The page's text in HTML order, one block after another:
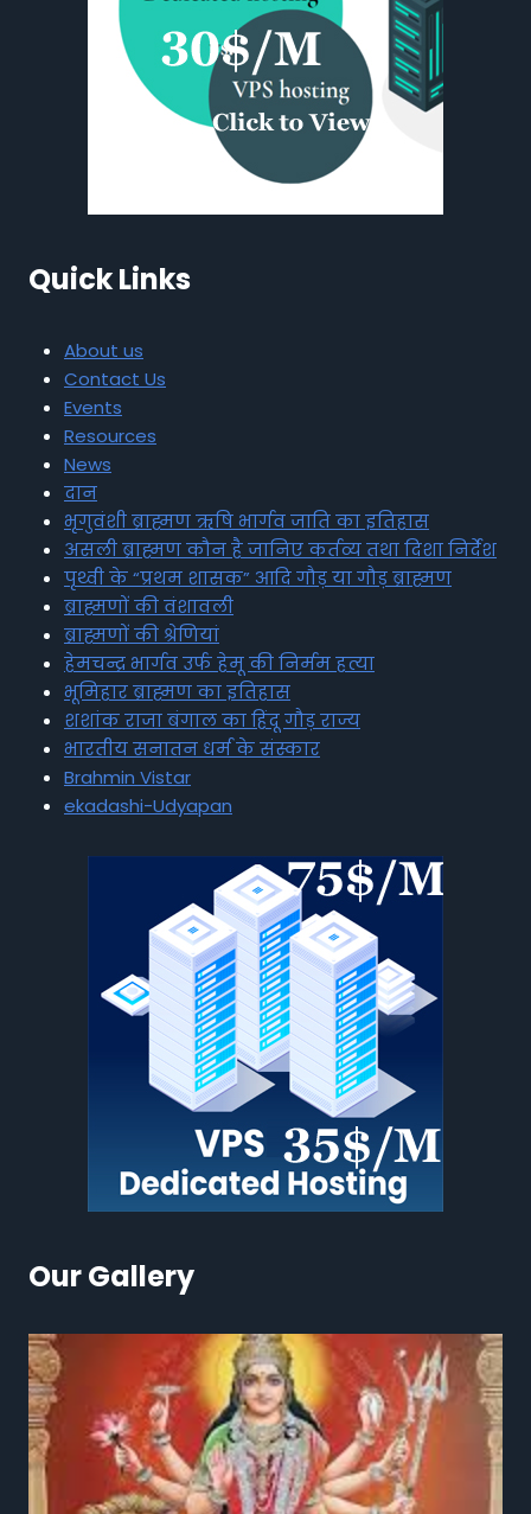
Quick Links
About us
Contact Us
Events
Resources
News
दान
भृगुवंशी ब्राह्मण ऋषि भार्गव जाति का इतिहास
असली ब्राह्मण कौन है जानिए कर्तव्य तथा दिशा निर्देश
पृथ्वी के “प्रथम शासक” आदि गौड़ या गौड़ ब्राह्मण
ब्राह्मणों की वंशावली
ब्राह्मणों की श्रेणियां
हेमचन्द्र भार्गव उर्फ हेमू की निर्मम हत्या
भूमिहार ब्राह्मण का इतिहास
शशांक राजा बंगाल का हिंदू गौड़ राज्य
भारतीय सनातन धर्म के संस्कार
Brahmin Vistar
ekadashi-Udyapan
Our Gallery